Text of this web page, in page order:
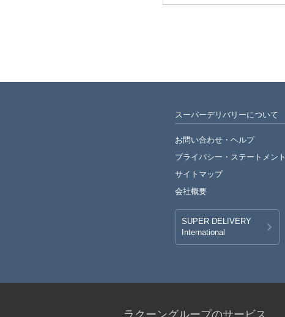
スーパーデリバリーについて
お問い合わせ・ヘルプ
プライバシー・ ステートメント
サイトマップ
会社概要
SUPER DELIVERY
International
ラクーングループのサービス